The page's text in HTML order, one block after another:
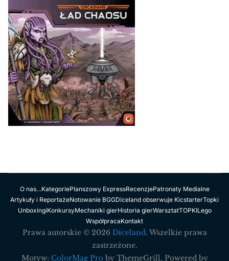
O nas…KategoriePlanszowy ExpressRecenzjePatronaty Medialne
Artykuły i ReportażeNotowanie BGGDiceland obserwuje KicstarterTopki
UnboxingiKonkursyMechaniki gierHistoria gierWarsztatTOPKILego
WspółpracaKontakt
Prawa autorskie © 2026 Diceland. Wszelkie prawa
zastrzeżone.
Motyw: ColorMag Proby ThemeGrill. Powered by